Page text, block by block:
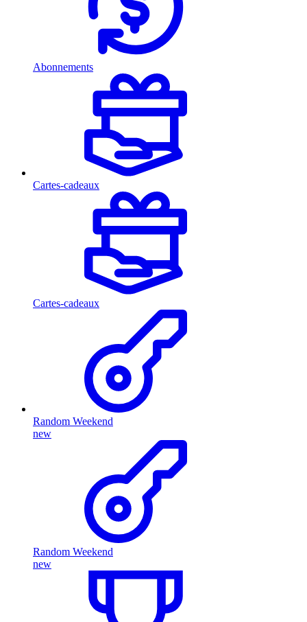
Abonnements
Cartes-cadeaux
Cartes-cadeaux
Random Weekend
new
Random Weekend
new